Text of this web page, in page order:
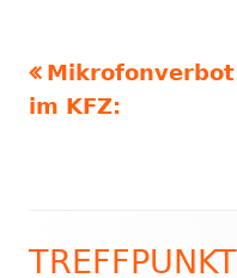
Vorheriger
Beitrag:
Mikrofonverbot
im KFZ:
Haupt-